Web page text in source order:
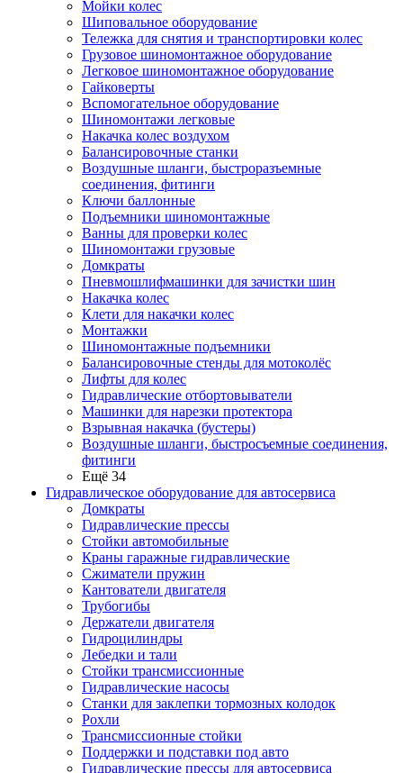
Мойки колес
Шиповальное оборудование
Тележка для снятия и транспортировки колес
Грузовое шиномонтажное оборудование
Легковое шиномонтажное оборудование
Гайковерты
Вспомогательное оборудование
Шиномонтажи легковые
Накачка колес воздухом
Балансировочные станки
Воздушные шланги, быстроразъемные
соединения, фитинги
Ключи баллонные
Подъемники шиномонтажные
Ванны для проверки колес
Шиномонтажи грузовые
Домкраты
Пневмошлифмашинки для зачистки шин
Накачка колес
Клети для накачки колес
Монтажки
Шиномонтажные подъемники
Балансировочные стенды для мотоколёс
Лифты для колес
Гидравлические отбортовыватели
Машинки для нарезки протектора
Взрывная накачка (бустеры)
Воздушные шланги, быстросъемные соединения,
фитинги
Ещё 34
Гидравлическое оборудование для автосервиса
Домкраты
Гидравлические прессы
Стойки автомобильные
Краны гаражные гидравлические
Сжиматели пружин
Кантователи двигателя
Трубогибы
Держатели двигателя
Гидроцилиндры
Лебедки и тали
Стойки трансмиссионные
Гидравлические насосы
Cтанки для заклепки тормозных колодок
Рохли
Трансмиссионные стойки
Поддержки и подставки под авто
Гидравлические прессы для автосервиса